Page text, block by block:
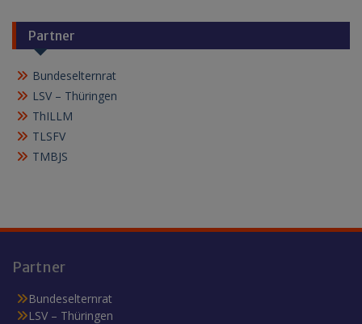
Partner
Bundeselternrat
LSV – Thüringen
ThILLM
TLSFV
TMBJS
Partner
Bundeselternrat
LSV – Thüringen